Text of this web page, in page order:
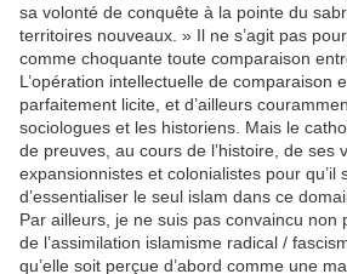
sa volonté de conquête à la pointe du
territoires nouveaux. » Il ne s’agit pas
comme choquante toute comparaison
L’opération intellectuelle de comparaison
parfaitement licite, et d’ailleurs
sociologues et les historiens. Mais le
de preuves, au cours de l’histoire, de ses
expansionnistes et colonialistes pour qu’il
d’essentialiser le seul islam dans ce
Par ailleurs, je ne suis pas convaincu non
de l’assimilation islamisme radical /
qu’elle soit perçue d’abord comme une